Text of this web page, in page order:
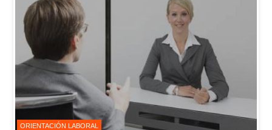
ORIENTACIÓN LABORAL